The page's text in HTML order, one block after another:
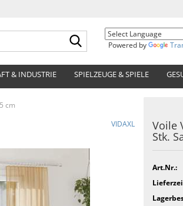
Suche...
Powered by
& INDUSTRIE SPIELZEUGE & SPIELE
cm
VIDAXL
Voile
Stk.
Art.Nr.: